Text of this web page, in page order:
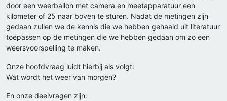
door een weerballon met camera en meetapparatuur een
kilometer of 25 naar boven te sturen. Nadat de metingen zijn
gedaan zullen we de kennis die we hebben gehaald uit literatuur
toepassen op de metingen die we hebben gedaan om zo een
weersvoorspelling te maken.
Onze hoofdvraag luidt hierbij als volgt:
Wat wordt het weer van morgen?
En onze deelvragen zijn: